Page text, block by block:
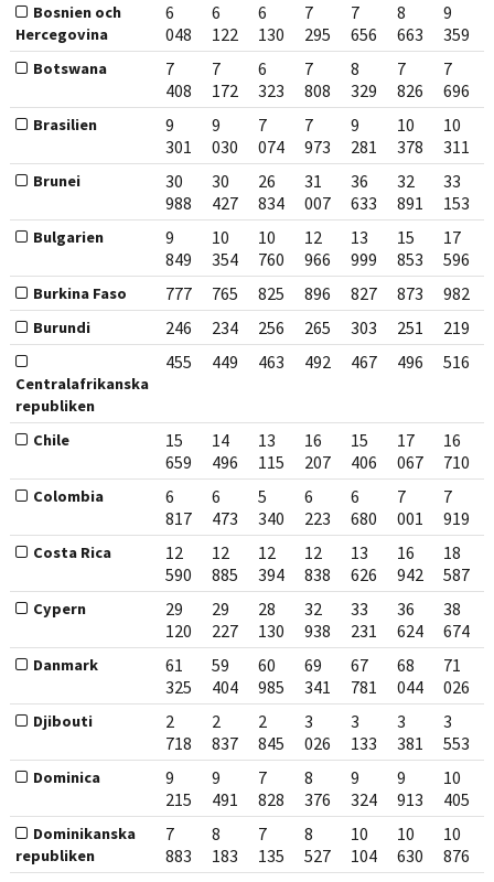
Bosnien och
Hercegovina
6
048
6
122
6
130
7
295
7
656
8
663
9
359
Botswana
7
408
7
172
6
323
7
808
8
329
7
826
7
696
Brasilien
9
301
9
030
7
074
7
973
9
281
10
378
10
311
Brunei
30
988
30
427
26
834
31
007
36
633
32
891
33
153
Bulgarien
9
849
10
354
10
760
12
966
13
999
15
853
17
596
Burkina Faso 777 765 825 896 827 873 982
Burundi 246 234 256 265 303 251 219
Centralafrikanska
republiken
455 449 463 492 467 496 516
Chile
15
659
14
496
13
115
16
207
15
406
17
067
16
710
Colombia
6
817
6
473
5
340
6
223
6
680
7
001
7
919
Costa Rica
12
590
12
885
12
394
12
838
13
626
16
942
18
587
Cypern
29
120
29
227
28
130
32
938
33
231
36
624
38
674
Danmark
61
325
59
404
60
985
69
341
67
781
68
044
71
026
Djibouti
2
718
2
837
2
845
3
026
3
133
3
381
3
553
Dominica
9
215
9
491
7
828
8
376
9
324
9
913
10
405
Dominikanska
republiken
7
883
8
183
7
135
8
527
10
104
10
630
10
876